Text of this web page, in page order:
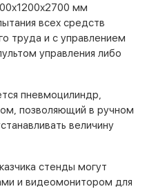
мм
всех средств
труда и с управлением
управления либо
пневмоцилиндр,
позволяющий в ручном
величину
стенды могут
и видеомонитором для